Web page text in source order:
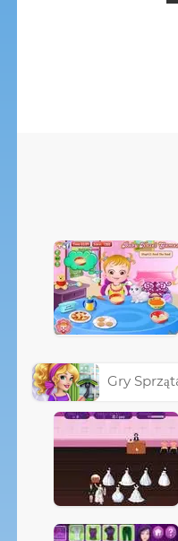
Gry